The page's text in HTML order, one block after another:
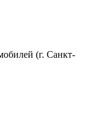
(г. Санкт-